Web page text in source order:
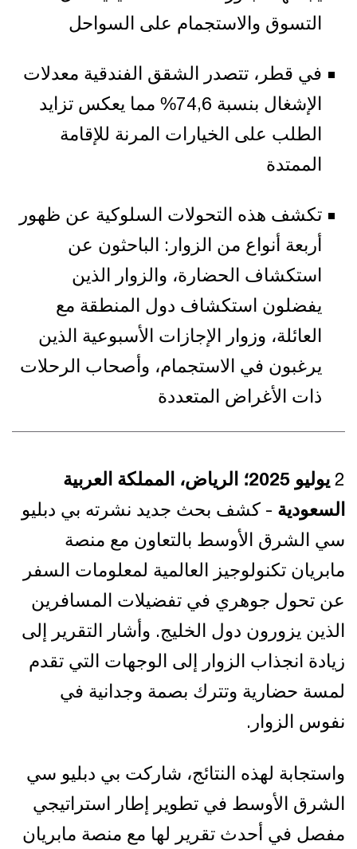
التسوق والاستجمام على السواحل
في قطر، تتصدر الشقق الفندقية معدلات
الإشغال بنسبة 74,6% مما يعكس تزايد
الطلب على الخيارات المرنة للإقامة
الممتدة
تكشف هذه التحولات السلوكية عن ظهور
أربعة أنواع من الزوار: الباحثون عن
استكشاف الحضارة، والزوار الذين
يفضلون استكشاف دول المنطقة مع
العائلة، وزوار الإجازات الأسبوعية الذين
يرغبون في الاستجمام، وأصحاب الرحلات
ذات الأغراض المتعددة
2
يوليو 2025؛ الرياض، المملكة العربية
السعودية - كشف بحث جديد نشرته بي دبليو
سي الشرق الأوسط بالتعاون مع منصة
مابريان تكنولوجيز العالمية لمعلومات السفر
عن تحول جوهري في تفضيلات المسافرين
الذين يزورون دول الخليج. وأشار التقرير إلى
زيادة انجذاب الزوار إلى الوجهات التي تقدم
لمسة حضارية وتترك بصمة وجدانية في
نفوس الزوار.
واستجابة لهذه النتائج، شاركت بي دبليو سي
الشرق الأوسط في تطوير إطار استراتيجي
مفصل في أحدث تقرير لها مع منصة مابريان